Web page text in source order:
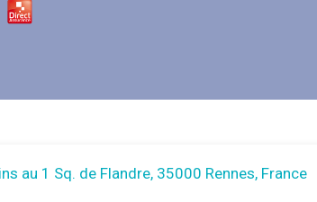
au 1 Sq. de Flandre, 35000 Rennes, France